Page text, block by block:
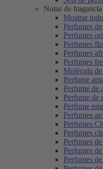
Notas de fragancia
Mostrar
Perfumes
Perfumes
Perfumes
Perfumes
Perfumes
Molécula
Perfume
Perfume de
Perfume de
Perfume
Perfumes
Perfumes
Perfumes
Perfumes
Perfumes
Perfumes